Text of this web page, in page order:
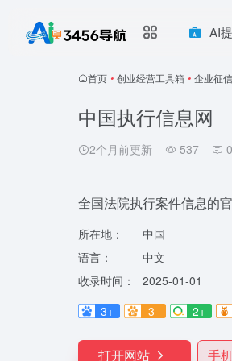
AI
首页 • 创业经营工具箱 • 企业征
中国执行信息网
2个月前更新 537 0
全国法院执行案件信息的
所在地：
中国
语言：
中文
收录时间：
2025-01-01
3+
3- 2+
打开网站 手